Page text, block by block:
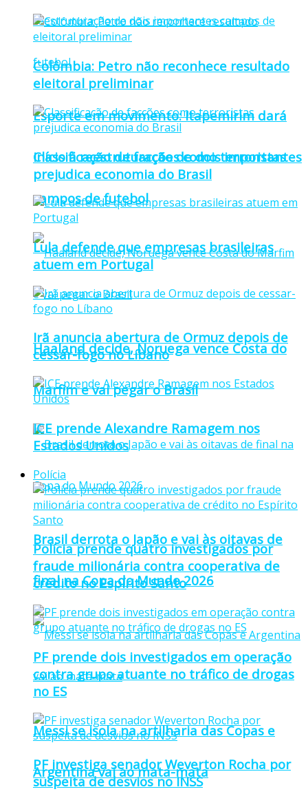
Esporte em movimento: Itapemirim dará
início à reestruturação de dois importantes
campos de futebol
Haaland decide, Noruega vence Costa do
Marfim e vai pegar o Brasil
Brasil derrota o Japão e vai às oitavas de
final na Copa do Mundo 2026
Messi se isola na artilharia das Copas e
Argentina vai ao mata-mata
Colômbia: Petro não reconhece resultado
eleitoral preliminar
Classificação de facções como terroristas
prejudica economia do Brasil
Lula defende que empresas brasileiras
atuem em Portugal
Irã anuncia abertura de Ormuz depois de
cessar-fogo no Líbano
ICE prende Alexandre Ramagem nos
Estados Unidos
Polícia
Polícia prende quatro investigados por
fraude milionária contra cooperativa de
crédito no Espírito Santo
PF prende dois investigados em operação
contra grupo atuante no tráfico de drogas
no ES
PF investiga senador Weverton Rocha por
suspeita de desvios no INSS